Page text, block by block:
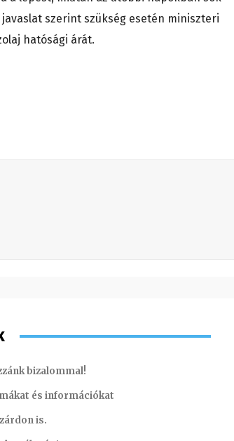
szerint szükség esetén miniszteri
hatósági árát.
bizalommal!
és információkat
is.